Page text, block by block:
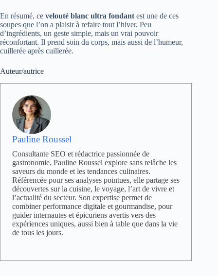
En résumé, ce velouté blanc ultra fondant est une de ces
soupes que l’on a plaisir à refaire tout l’hiver. Peu
d’ingrédients, un geste simple, mais un vrai pouvoir
réconfortant. Il prend soin du corps, mais aussi de l’humeur,
cuillerée après cuillerée.
Auteur/autrice
Pauline Roussel
Consultante SEO et rédactrice passionnée de
gastronomie, Pauline Roussel explore sans relâche les
saveurs du monde et les tendances culinaires.
Référencée pour ses analyses pointues, elle partage ses
découvertes sur la cuisine, le voyage, l’art de vivre et
l’actualité du secteur. Son expertise permet de
combiner performance digitale et gourmandise, pour
guider internautes et épicuriens avertis vers des
expériences uniques, aussi bien à table que dans la vie
de tous les jours.